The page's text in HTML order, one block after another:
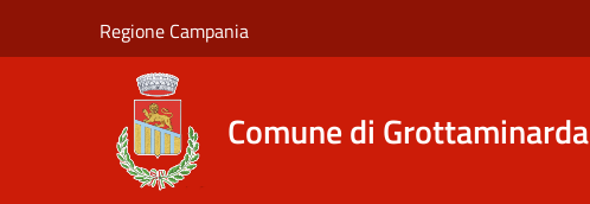
Regione Campania
Comune di Grottaminarda